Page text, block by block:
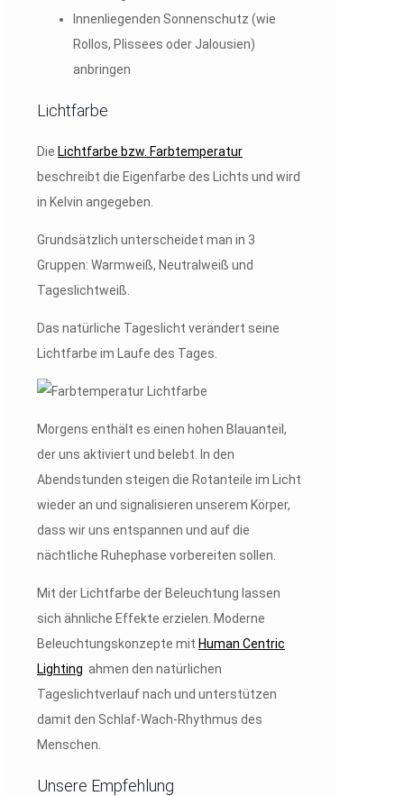
Innenliegenden Sonnenschutz (wie
Rollos, Plissees oder Jalousien)
anbringen
Lichtfarbe
Die Lichtfarbe bzw. Farbtemperatur
beschreibt die Eigenfarbe des Lichts und wird
in Kelvin angegeben.
Grundsätzlich unterscheidet man in 3
Gruppen: Warmweiß, Neutralweiß und
Tageslichtweiß.
Das natürliche Tageslicht verändert seine
Lichtfarbe im Laufe des Tages.
Morgens enthält es einen hohen Blauanteil,
der uns aktiviert und belebt. In den
Abendstunden steigen die Rotanteile im Licht
wieder an und signalisieren unserem Körper,
dass wir uns entspannen und auf die
nächtliche Ruhephase vorbereiten sollen.
Mit der Lichtfarbe der Beleuchtung lassen
sich ähnliche Effekte erzielen. Moderne
Beleuchtungskonzepte mit Human Centric
Lighting ahmen den natürlichen
Tageslichtverlauf nach und unterstützen
damit den Schlaf-Wach-Rhythmus des
Menschen.
Unsere Empfehlung